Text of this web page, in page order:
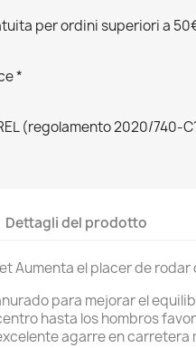
per ordini superiori a
*
(regolamento 2020/740-
Dettagli del prodotto
Aumenta el placer de rodar
para mejorar el
hasta los hombros
agarre en carretera